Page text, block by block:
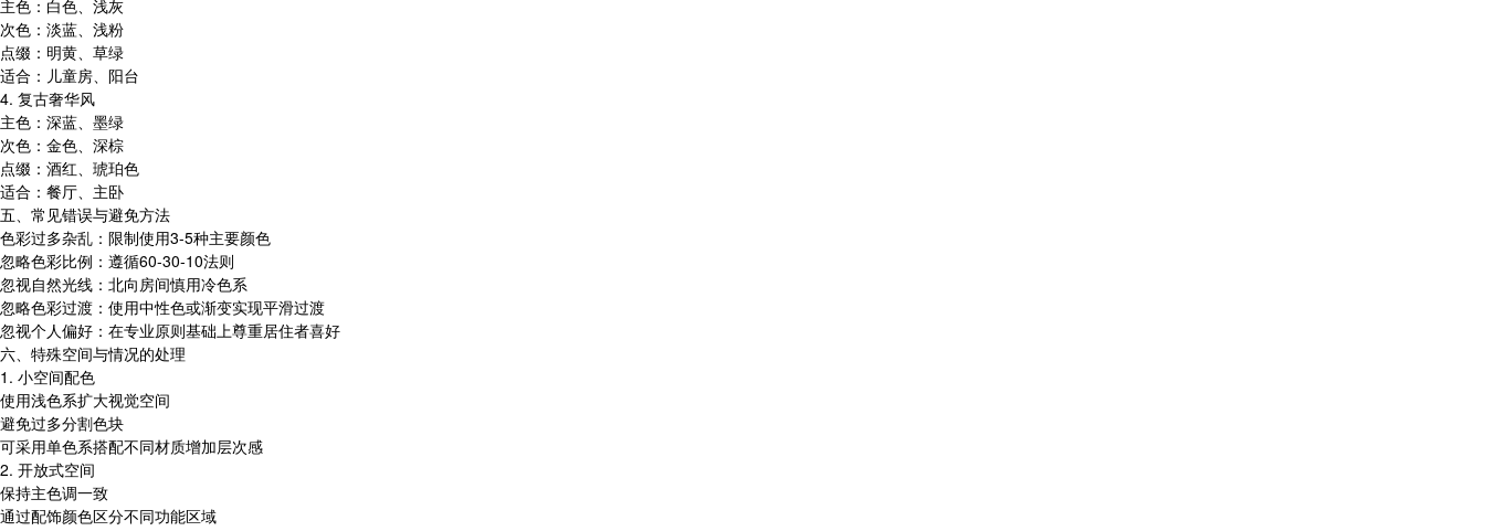
主色：白色、浅灰
次色：淡蓝、浅粉
点缀：明黄、草绿
适合：儿童房、阳台
4. 复古奢华风
主色：深蓝、墨绿
次色：金色、深棕
点缀：酒红、琥珀色
适合：餐厅、主卧
五、常见错误与避免方法
色彩过多杂乱：限制使用3-5种主要颜色
忽略色彩比例：遵循60-30-10法则
忽视自然光线：北向房间慎用冷色系
忽略色彩过渡：使用中性色或渐变实现平滑过渡
忽视个人偏好：在专业原则基础上尊重居住者喜好
六、特殊空间与情况的处理
1. 小空间配色
使用浅色系扩大视觉空间
避免过多分割色块
可采用单色系搭配不同材质增加层次感
2. 开放式空间
保持主色调一致
通过配饰颜色区分不同功能区域